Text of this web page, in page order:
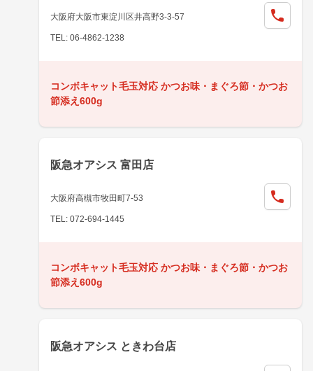
大阪府大阪市東淀川区井高野3-3-57
TEL: 06-4862-1238
コンボキャット毛玉対応 かつお味・まぐろ節・かつお
節添え600g
阪急オアシス 富田店
大阪府高槻市牧田町7-53
TEL: 072-694-1445
コンボキャット毛玉対応 かつお味・まぐろ節・かつお
節添え600g
阪急オアシス ときわ台店